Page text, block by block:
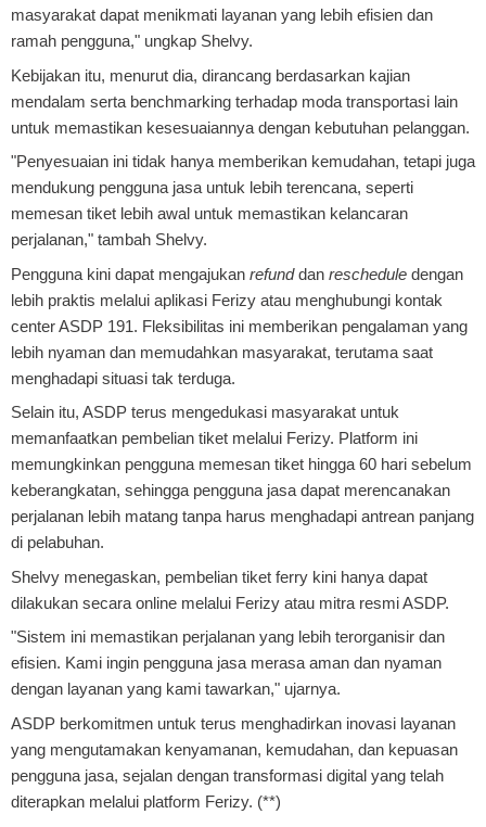
masyarakat dapat menikmati layanan yang lebih efisien dan
ramah pengguna," ungkap Shelvy.
Kebijakan itu, menurut dia, dirancang berdasarkan kajian
mendalam serta benchmarking terhadap moda transportasi lain
untuk memastikan kesesuaiannya dengan kebutuhan pelanggan.
"Penyesuaian ini tidak hanya memberikan kemudahan, tetapi juga
mendukung pengguna jasa untuk lebih terencana, seperti
memesan tiket lebih awal untuk memastikan kelancaran
perjalanan," tambah Shelvy.
Pengguna kini dapat mengajukan refunddan reschedule dengan
lebih praktis melalui aplikasi Ferizy atau menghubungi kontak
center ASDP 191. Fleksibilitas ini memberikan pengalaman yang
lebih nyaman dan memudahkan masyarakat, terutama saat
menghadapi situasi tak terduga.
Selain itu, ASDP terus mengedukasi masyarakat untuk
memanfaatkan pembelian tiket melalui Ferizy. Platform ini
memungkinkan pengguna memesan tiket hingga 60 hari sebelum
keberangkatan, sehingga pengguna jasa dapat merencanakan
perjalanan lebih matang tanpa harus menghadapi antrean panjang
di pelabuhan.
Shelvy menegaskan, pembelian tiket ferry kini hanya dapat
dilakukan secara online melalui Ferizy atau mitra resmi ASDP.
"Sistem ini memastikan perjalanan yang lebih terorganisir dan
efisien. Kami ingin pengguna jasa merasa aman dan nyaman
dengan layanan yang kami tawarkan," ujarnya.
ASDP berkomitmen untuk terus menghadirkan inovasi layanan
yang mengutamakan kenyamanan, kemudahan, dan kepuasan
pengguna jasa, sejalan dengan transformasi digital yang telah
diterapkan melalui platform Ferizy. (**)